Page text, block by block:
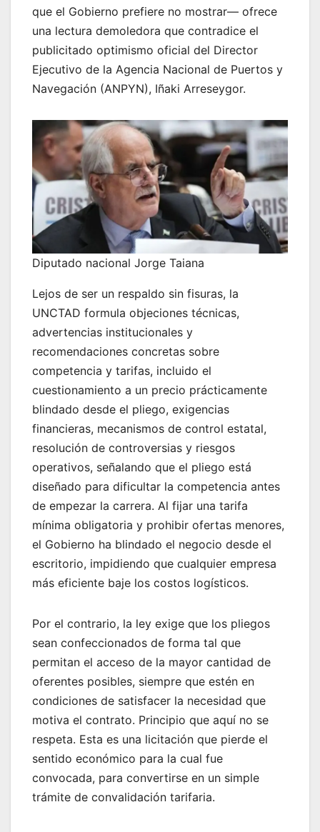
que el Gobierno prefiere no mostrar— ofrece
una lectura demoledora que contradice el
publicitado optimismo oficial del Director
Ejecutivo de la Agencia Nacional de Puertos y
Navegación (ANPYN), Iñaki Arreseygor.
Diputado nacional Jorge Taiana
Lejos de ser un respaldo sin fisuras, la
UNCTAD formula objeciones técnicas,
advertencias institucionales y
recomendaciones concretas sobre
competencia y tarifas, incluido el
cuestionamiento a un precio prácticamente
blindado desde el pliego, exigencias
financieras, mecanismos de control estatal,
resolución de controversias y riesgos
operativos, señalando que el pliego está
diseñado para dificultar la competencia antes
de empezar la carrera. Al fijar una tarifa
mínima obligatoria y prohibir ofertas menores,
el Gobierno ha blindado el negocio desde el
escritorio, impidiendo que cualquier empresa
más eficiente baje los costos logísticos.
Por el contrario, la ley exige que los pliegos
sean confeccionados de forma tal que
permitan el acceso de la mayor cantidad de
oferentes posibles, siempre que estén en
condiciones de satisfacer la necesidad que
motiva el contrato. Principio que aquí no se
respeta. Esta es una licitación que pierde el
sentido económico para la cual fue
convocada, para convertirse en un simple
trámite de convalidación tarifaria.